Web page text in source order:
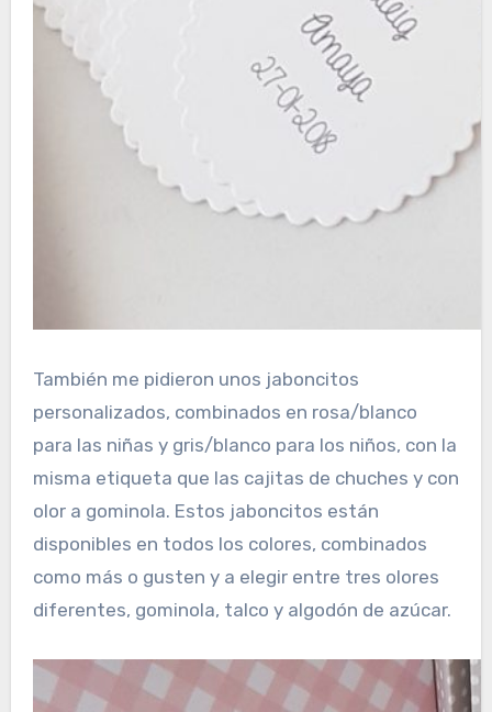
También me pidieron unos jaboncitos
personalizados, combinados en rosa/blanco
para las niñas y gris/blanco para los niños, con la
misma etiqueta que las cajitas de chuches y con
olor a gominola. Estos jaboncitos están
disponibles en todos los colores, combinados
como más o gusten y a elegir entre tres olores
diferentes, gominola, talco y algodón de azúcar.